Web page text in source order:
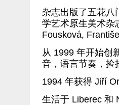
杂志出版了五花八
学艺术原生美术杂
Fousková,
从 1999 年开始创
音，语言节奏，捡
1994 年获得 Jiří
生活于 Liberec 和